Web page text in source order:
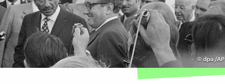
©dpa /AP